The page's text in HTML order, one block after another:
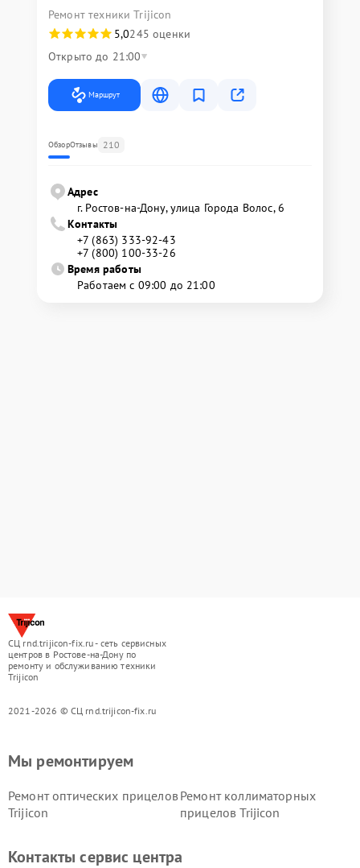
Ремонт техники Trijicon
5,0245 оценки
Открыто до 21:00
Маршрут
ОбзорОтзывы 210
Адрес
г. Ростов-на-Дону, улица Города Волос, 6
Контакты
+7 (863) 333-92-43
+7 (800) 100-33-26
Время работы
Работаем с 09:00 до 21:00
СЦ rnd.trijicon-fix.ru - сеть сервисных
центров в Ростове-на-Дону по
ремонту и обслуживанию техники
Trijicon
2021-2026 © СЦ rnd.trijicon-fix.ru
Мы ремонтируем
Ремонт оптических прицелов
Trijicon
Ремонт коллиматорных
прицелов Trijicon
Контакты сервис центра